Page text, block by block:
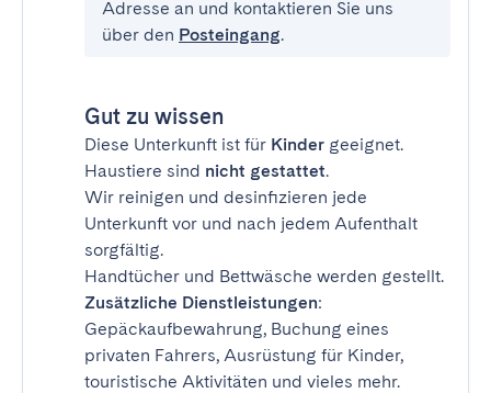
Adresse an und kontaktieren Sie uns
über den Posteingang.
Gut zu wissen
Diese Unterkunft ist für Kinder geeignet.
Haustiere sind nicht gestattet.
Wir reinigen und desinfizieren jede
Unterkunft vor und nach jedem Aufenthalt
sorgfältig.
Handtücher und Bettwäsche werden gestellt.
Zusätzliche Dienstleistungen:
Gepäckaufbewahrung, Buchung eines
privaten Fahrers, Ausrüstung für Kinder,
touristische Aktivitäten und vieles mehr.